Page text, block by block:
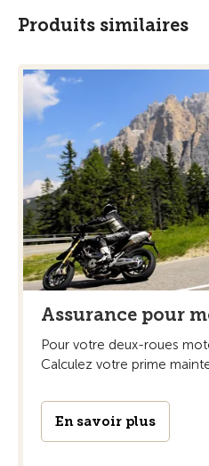
Produits similaires
Assurance pour
Pour votre deux-roues
Calculez votre prime
En savoir plus